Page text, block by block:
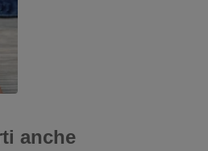
anche